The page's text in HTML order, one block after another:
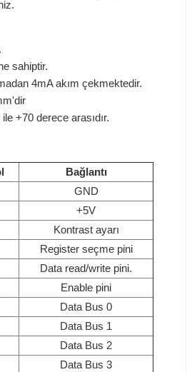
sahiptir.
4mA akım çekmektedir.
ile +70 derece arasıdır.
Bağlantı
GND
+5V
Kontrast ayarı
Register seçme pini
Data read/write pini.
Enable pini
Data Bus 0
Data Bus 1
Data Bus 2
Data Bus 3